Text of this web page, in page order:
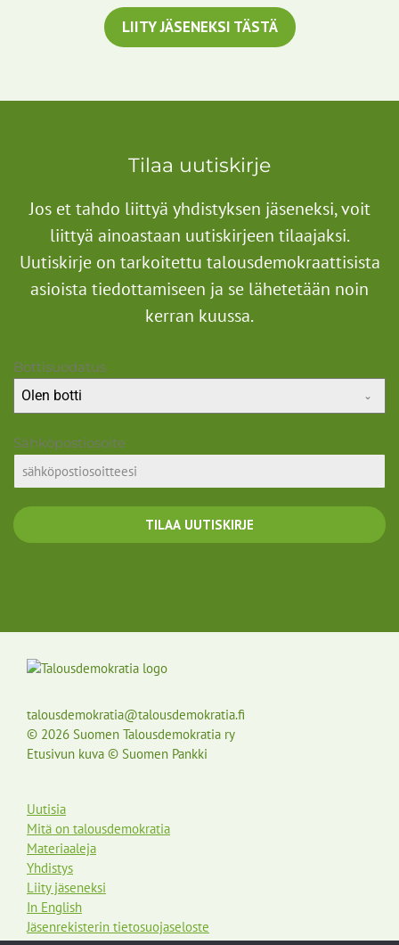
LIITY JÄSENEKSI TÄSTÄ
Tilaa uutiskirje
Jos et tahdo liittyä yhdistyksen jäseneksi, voit
liittyä ainoastaan uutiskirjeen tilaajaksi.
Uutiskirje on tarkoitettu talousdemokraattisista
asioista tiedottamiseen ja se lähetetään noin
kerran kuussa.
Bottisuodatus
Olen botti
Sähköpostiosoite
TILAA UUTISKIRJE
talousdemokratia@talousdemokratia.fi
© 2026 Suomen Talousdemokratia ry
Etusivun kuva © Suomen Pankki
Uutisia
Mitä on talousdemokratia
Materiaaleja
Yhdistys
Liity jäseneksi
In English
Jäsenrekisterin tietosuojaseloste